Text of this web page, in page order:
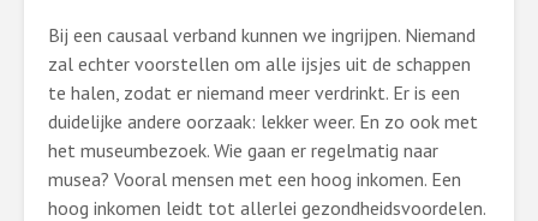
Bij een causaal verband kunnen we ingrijpen. Niemand
zal echter voorstellen om alle ijsjes uit de schappen
te halen, zodat er niemand meer verdrinkt. Er is een
duidelijke andere oorzaak: lekker weer. En zo ook met
het museumbezoek. Wie gaan er regelmatig naar
musea? Vooral mensen met een hoog inkomen. Een
hoog inkomen leidt tot allerlei gezondheidsvoordelen.